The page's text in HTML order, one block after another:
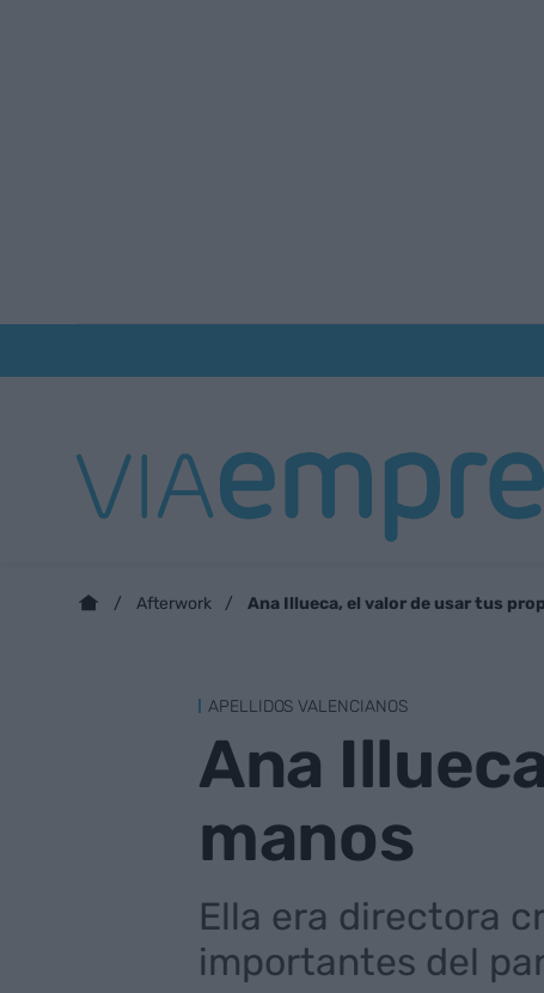
Afterwork Ana Illueca, el valor de usar tus
APELLIDOS VALENCIANOS
Ana
manos
Ella era directora
importantes del